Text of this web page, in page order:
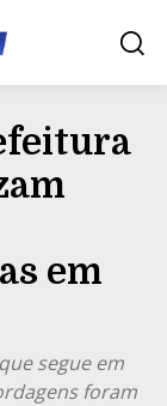
em
segue em
foram